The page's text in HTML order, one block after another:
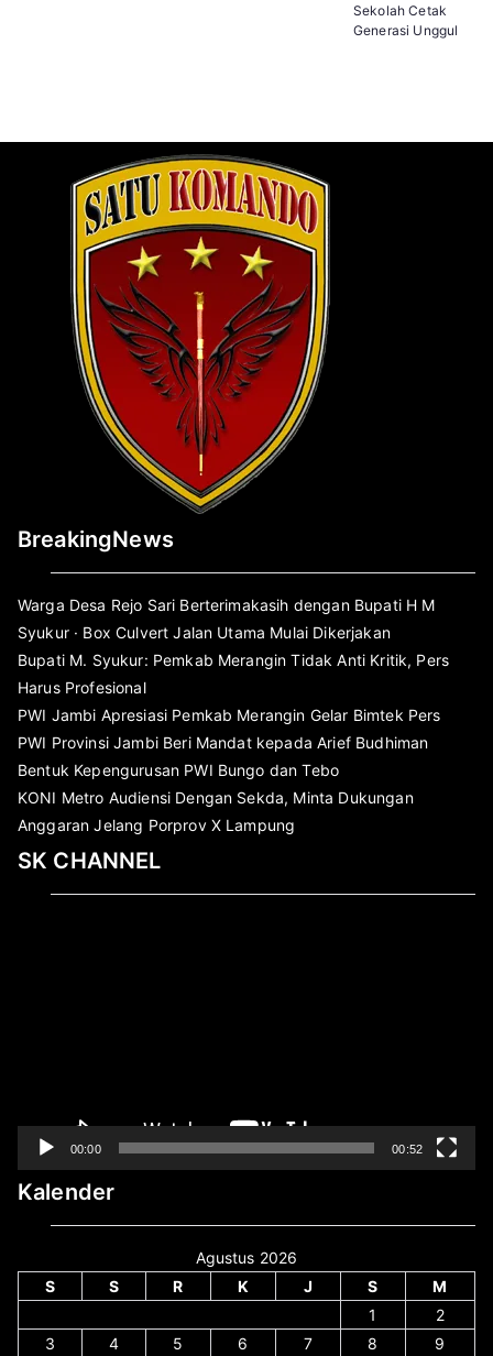
Sekolah Cetak
Generasi Unggul
BreakingNews
Warga Desa Rejo Sari Berterimakasih dengan Bupati H M
Syukur · Box Culvert Jalan Utama Mulai Dikerjakan
Bupati M. Syukur: Pemkab Merangin Tidak Anti Kritik, Pers
Harus Profesional
PWI Jambi Apresiasi Pemkab Merangin Gelar Bimtek Pers
PWI Provinsi Jambi Beri Mandat kepada Arief Budhiman
Bentuk Kepengurusan PWI Bungo dan Tebo
KONI Metro Audiensi Dengan Sekda, Minta Dukungan
Anggaran Jelang Porprov X Lampung
SK CHANNEL
00:00 00:52
Kalender
Agustus 2026
S
S R K J S
M
1
2
3
4 5 6 7 8 9